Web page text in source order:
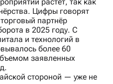
растет, так как
Цифры говорят
партнёр
в 2025 году. С
и технологий в
более 60
заявленных
стороной — уже не